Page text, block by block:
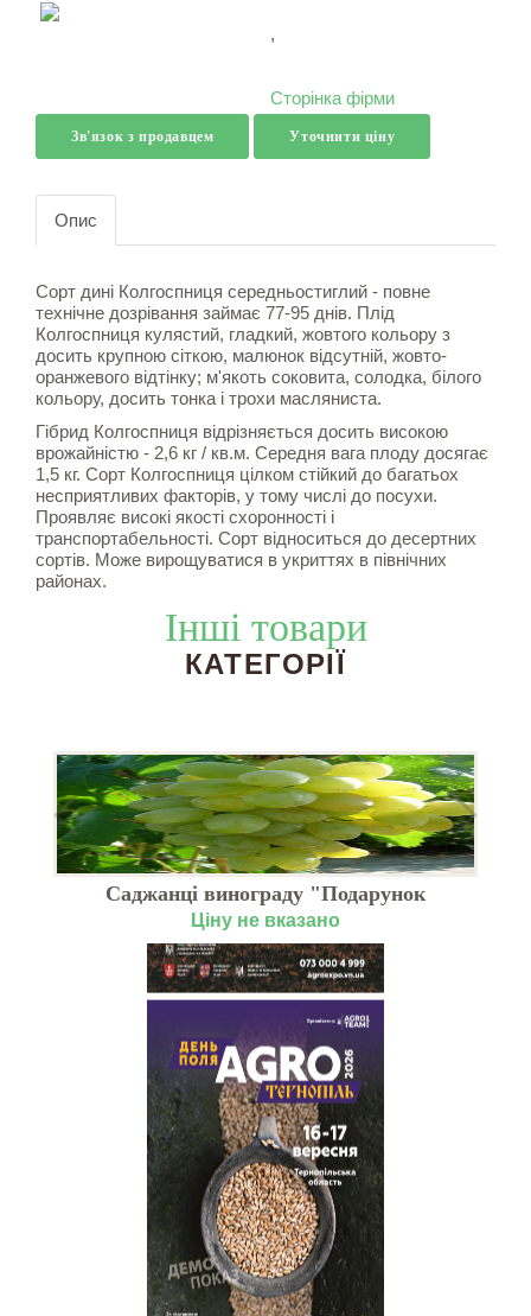
,
Сторінка фірми
Зв'язок з продавцем Уточнити ціну
Опис
Сорт дині Колгоспниця середньостиглий - повне
технічне дозрівання займає 77-95 днів. Плід
Колгоспниця кулястий, гладкий, жовтого кольору з
досить крупною сіткою, малюнок відсутній, жовто-
оранжевого відтінку; м'якоть соковита, солодка, білого
кольору, досить тонка і трохи масляниста.
Гібрид Колгоспниця відрізняється досить високою
врожайністю - 2,6 кг / кв.м. Середня вага плоду досягає
1,5 кг. Сорт Колгоспниця цілком стійкий до багатьох
несприятливих факторів, у тому числі до посухи.
Проявляє високі якості схоронності і
транспортабельності. Сорт відноситься до десертних
сортів. Може вирощуватися в укриттях в північних
районах.
Інші товари
КАТЕГОРІЇ
Саджанці винограду "Подарунок
Запоріжжя"
Ціну не вказано